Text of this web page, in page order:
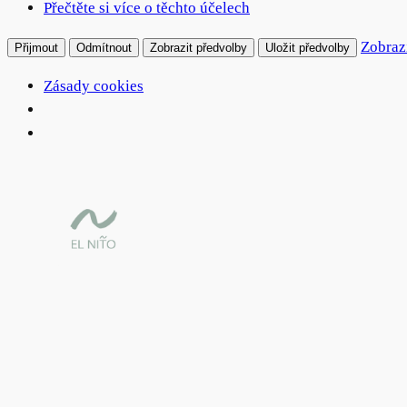
Přečtěte si více o těchto účelech
Přijmout Odmítnout Zobrazit předvolby Uložit předvolby
Zásady cookies